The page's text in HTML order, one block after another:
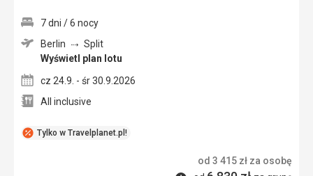
Tylko w Travelplanet.pl!
7 dni / 6 nocy
Berlin
Split
Wyświetl plan lotu
cz 24.9. - śr 30.9.2026
All inclusive
od 3 415 zł za osobę